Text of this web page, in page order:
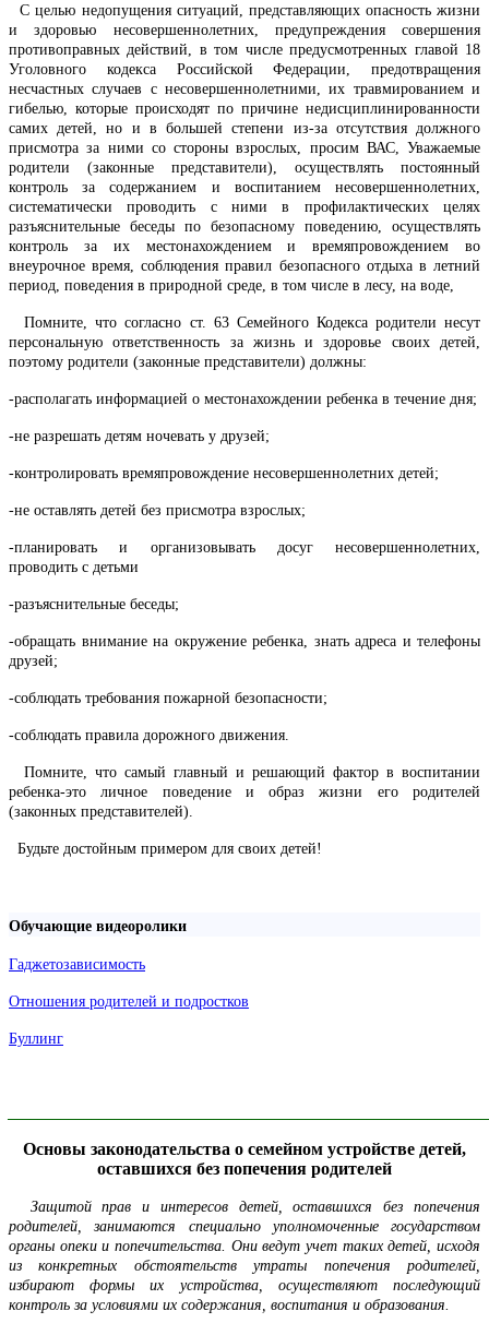
С целью недопущения ситуаций, представляющих опасность жизни
и здоровью несовершеннолетних, предупреждения совершения
противоправных действий, в том числе предусмотренных главой 18
Уголовного кодекса Российской Федерации, предотвращения
несчастных случаев с несовершеннолетними, их травмированием и
гибелью, которые происходят по причине недисциплинированности
самих детей, но и в большей степени из-за отсутствия должного
присмотра за ними со стороны взрослых, просим ВАС, Уважаемые
родители (законные представители), осуществлять постоянный
контроль за содержанием и воспитанием несовершеннолетних,
систематически проводить с ними в профилактических целях
разъяснительные беседы по безопасному поведению, осуществлять
контроль за их местонахождением и времяпровождением во
внеурочное время, соблюдения правил безопасного отдыха в летний
период, поведения в природной среде, в том числе в лесу, на воде,
Помните, что согласно ст. 63 Семейного Кодекса родители несут
персональную ответственность за жизнь и здоровье своих детей,
поэтому родители (законные представители) должны:
-располагать информацией о местонахождении ребенка в течение дня;
-не разрешать детям ночевать у друзей;
-контролировать времяпровождение несовершеннолетних детей;
-не оставлять детей без присмотра взрослых;
-планировать и организовывать досуг несовершеннолетних,
проводить с детьми
-разъяснительные беседы;
-обращать внимание на окружение ребенка, знать адреса и телефоны
друзей;
-соблюдать требования пожарной безопасности;
-соблюдать правила дорожного движения.
Помните, что самый главный и решающий фактор в воспитании
ребенка-это личное поведение и образ жизни его родителей
(законных представителей).
Будьте достойным примером для своих детей!
Обучающие видеоролики
Гаджетозависимость
Отношения родителей и подростков
Буллинг
Основы законодательства о семейном устройстве детей,
оставшихся без попечения родителей
Защитой прав и интересов детей, оставшихся без попечения
родителей, занимаются специально уполномоченные государством
органы опеки и попечительства. Они ведут учет таких детей, исходя
из конкретных обстоятельств утраты попечения родителей,
избирают формы их устройства, осуществляют последующий
контроль за условиями их содержания, воспитания и образования.